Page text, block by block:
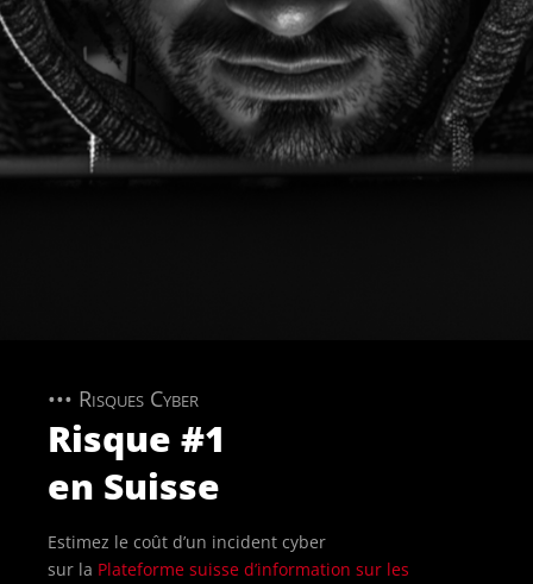
••• Risques Cyber
Risque #1
en Suisse
Estimez le coût d’un incident cyber
sur la Plateforme suisse d’information sur les